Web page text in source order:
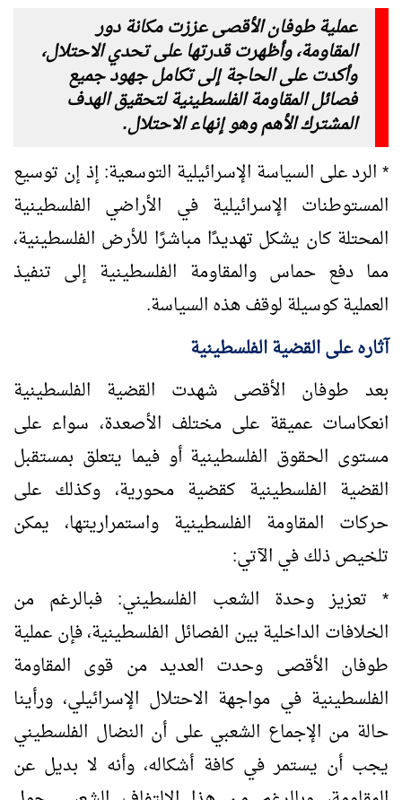
عملية طوفان الأقصى عززت مكانة دور
المقاومة، وأظهرت قدرتها على تحدي الاحتلال،
وأكدت على الحاجة إلى تكامل جهود جميع
فصائل المقاومة الفلسطينية لتحقيق الهدف
المشترك الأهم وهو إنهاء الاحتلال.
* الرد على السياسة الإسرائيلية التوسعية: إذ إن توسيع
المستوطنات الإسرائيلية في الأراضي الفلسطينية
المحتلة كان يشكل تهديدًا مباشرًا للأرض الفلسطينية،
مما دفع حماس والمقاومة الفلسطينية إلى تنفيذ
العملية كوسيلة لوقف هذه السياسة.
آثاره على القضية الفلسطينية
بعد طوفان الأقصى شهدت القضية الفلسطينية
انعكاسات عميقة على مختلف الأصعدة، سواء على
مستوى الحقوق الفلسطينية أو فيما يتعلق بمستقبل
القضية الفلسطينية كقضية محورية، وكذلك على
حركات المقاومة الفلسطينية واستمراريتها، يمكن
تلخيص ذلك في الآتي:
* تعزيز وحدة الشعب الفلسطيني: فبالرغم من
الخلافات الداخلية بين الفصائل الفلسطينية، فإن عملية
طوفان الأقصى وحدت العديد من قوى المقاومة
الفلسطينية في مواجهة الاحتلال الإسرائيلي، ورأينا
حالة من الإجماع الشعبي على أن النضال الفلسطيني
يجب أن يستمر في كافة أشكاله، وأنه لا بديل عن